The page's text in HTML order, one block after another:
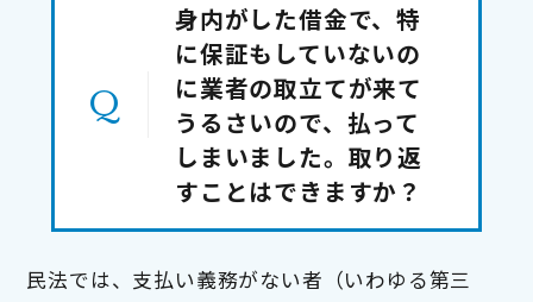
身内がした借金で、特
に保証もしていないの
に業者の取立てが来て
うるさいので、払って
しまいました。取り返
すことはできますか？
民法では、支払い義務がない者（いわゆる第三